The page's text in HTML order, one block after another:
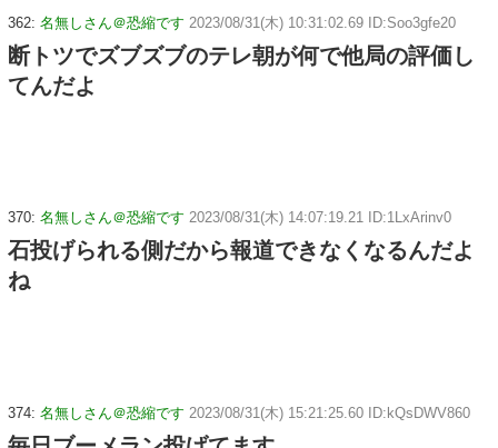
362: 名無しさん＠恐縮です 2023/08/31(木) 10:31:02.69 ID:Soo3gfe20
断トツでズブズブのテレ朝が何で他局の評価し
てんだよ
370: 名無しさん＠恐縮です 2023/08/31(木) 14:07:19.21 ID:1LxArinv0
石投げられる側だから報道できなくなるんだよ
ね
374: 名無しさん＠恐縮です 2023/08/31(木) 15:21:25.60 ID:kQsDWV860